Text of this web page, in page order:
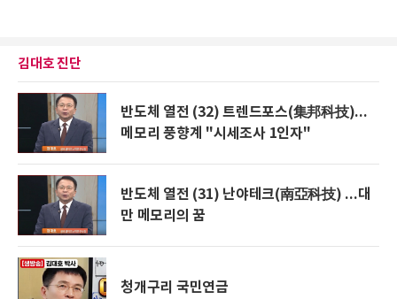
김대호 진단
반도체 열전 (32) 트렌드포스(集邦科技)...
메모리 풍향계 "시세조사 1인자"
반도체 열전 (31) 난야테크(南亞科技) ...대
만 메모리의 꿈
청개구리 국민연금